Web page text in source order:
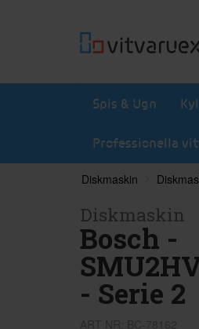
Spis & Ugn
Professionella
Diskmaskin
Diskmaskin
Bosch -
- Serie 2